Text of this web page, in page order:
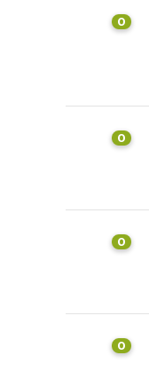
0
0
0
0